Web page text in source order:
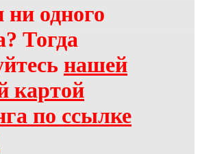
одного
Тогда
нашей
картой
по ссылке